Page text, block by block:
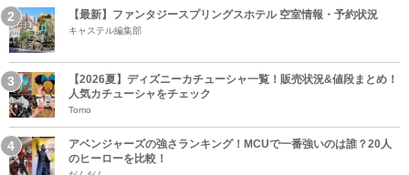
【最新】ファンタジースプリングスホテル 空室情報・予約状況
キャステル編集部
【2026夏】ディズニーカチューシャ一覧！販売状況&値段まとめ！
人気カチューシャをチェック
Tomo
アベンジャーズの強さランキング！MCUで一番強いのは誰？20人
のヒーローを比較！